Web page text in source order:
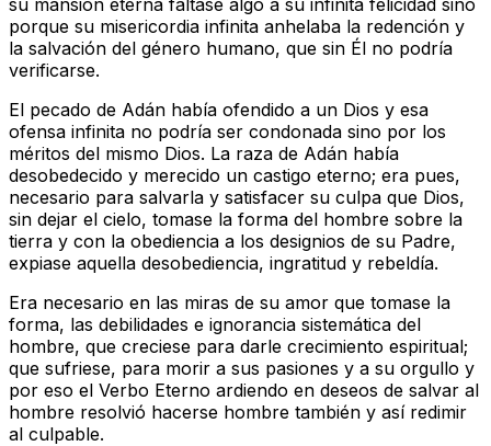
porque su misericordia infinita anhelaba la redención y
la salvación del género humano, que sin Él no podría
verificarse.
El pecado de Adán había ofendido a un Dios y esa
ofensa infinita no podría ser condonada sino por los
méritos del mismo Dios. La raza de Adán había
desobedecido y merecido un castigo eterno; era pues,
necesario para salvarla y satisfacer su culpa que Dios,
sin dejar el cielo, tomase la forma del hombre sobre la
tierra y con la obediencia a los designios de su Padre,
expiase aquella desobediencia, ingratitud y rebeldía.
Era necesario en las miras de su amor que tomase la
forma, las debilidades e ignorancia sistemática del
hombre, que creciese para darle crecimiento espiritual;
que sufriese, para morir a sus pasiones y a su orgullo y
por eso el Verbo Eterno ardiendo en deseos de salvar al
hombre resolvió hacerse hombre también y así redimir
al culpable.